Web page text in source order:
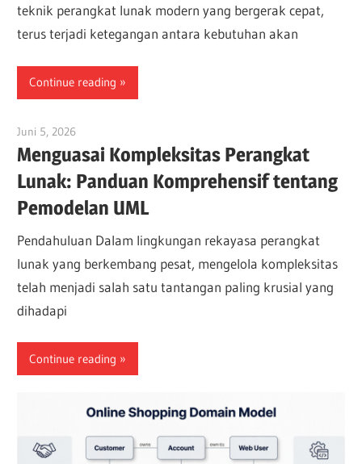
teknik perangkat lunak modern yang bergerak cepat,
terus terjadi ketegangan antara kebutuhan akan
Continue reading
Juni 5, 2026
Menguasai Kompleksitas Perangkat
Lunak: Panduan Komprehensif tentang
Pemodelan UML
Pendahuluan Dalam lingkungan rekayasa perangkat
lunak yang berkembang pesat, mengelola kompleksitas
telah menjadi salah satu tantangan paling krusial yang
dihadapi
Continue reading